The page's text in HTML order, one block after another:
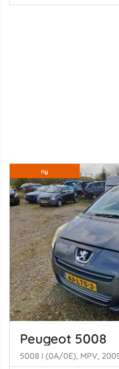
ny
Peugeot 5008
5008 I (0A/0E), MPV,